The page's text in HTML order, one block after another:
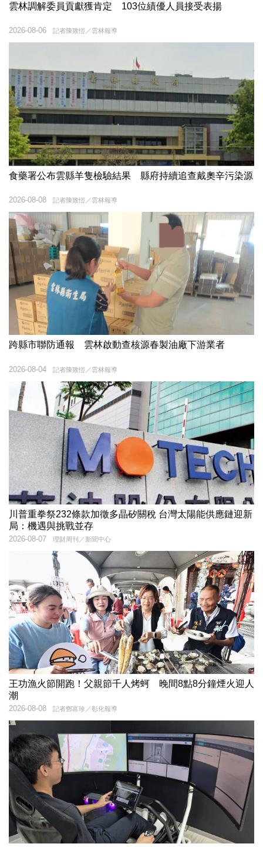
雲林調解委員貢獻獲肯定 103位績優人員接受表揚
記者陳致愷／雲林報導
2026-08-06
食藥署公布雲縣羊隻檢驗結果 縣府持續追查戴奧辛污染源
記者陳致愷／雲林報導
2026-08-08
跨縣市聯防通報 雲林啟動查核源春製油廠下游業者
記者陳致愷／雲林報導
2026-08-04
川普重拳祭232條款加徵多晶矽關稅 台灣太陽能供應鏈迎新
局：機遇與挑戰並存
理財周刊／新聞中心
2026-08-07
王功漁火節開跑！父親節千人烤蚵 晚間8點8分鐘煙火迎人
潮
記者鄧富珍／彰化報導
2026-08-08